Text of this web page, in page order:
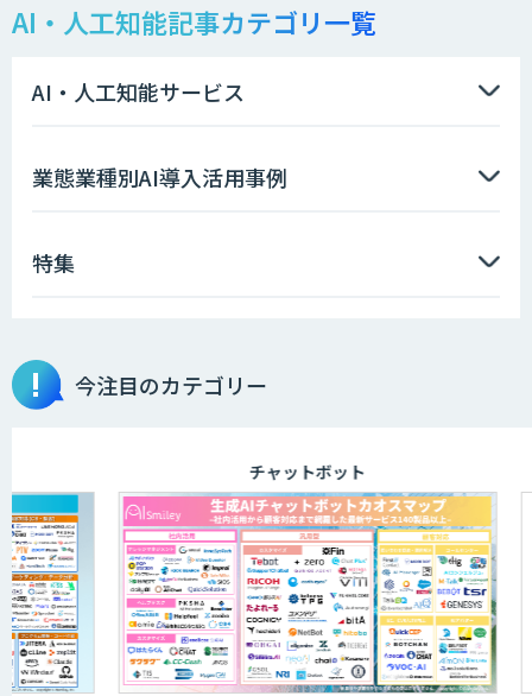
AI・人工知能記事カテゴリ一覧
AI・人工知能サービス
業態業種別AI導入活用事例
特集
今注目のカテゴリー
チャットボット